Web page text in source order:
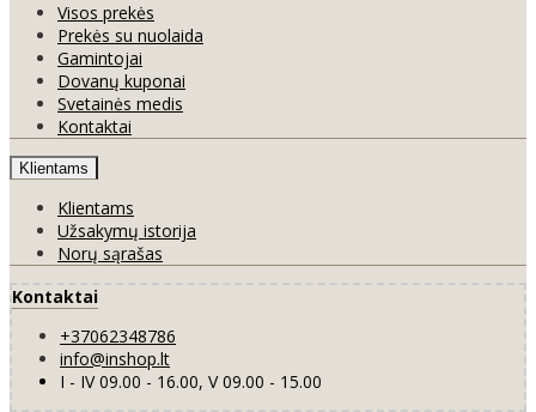
Visos prekės
Prekės su nuolaida
Gamintojai
Dovanų kuponai
Svetainės medis
Kontaktai
Klientams
Klientams
Užsakymų istorija
Norų sąrašas
Kontaktai
+37062348786
info@inshop.lt
I - IV 09.00 - 16.00, V 09.00 - 15.00